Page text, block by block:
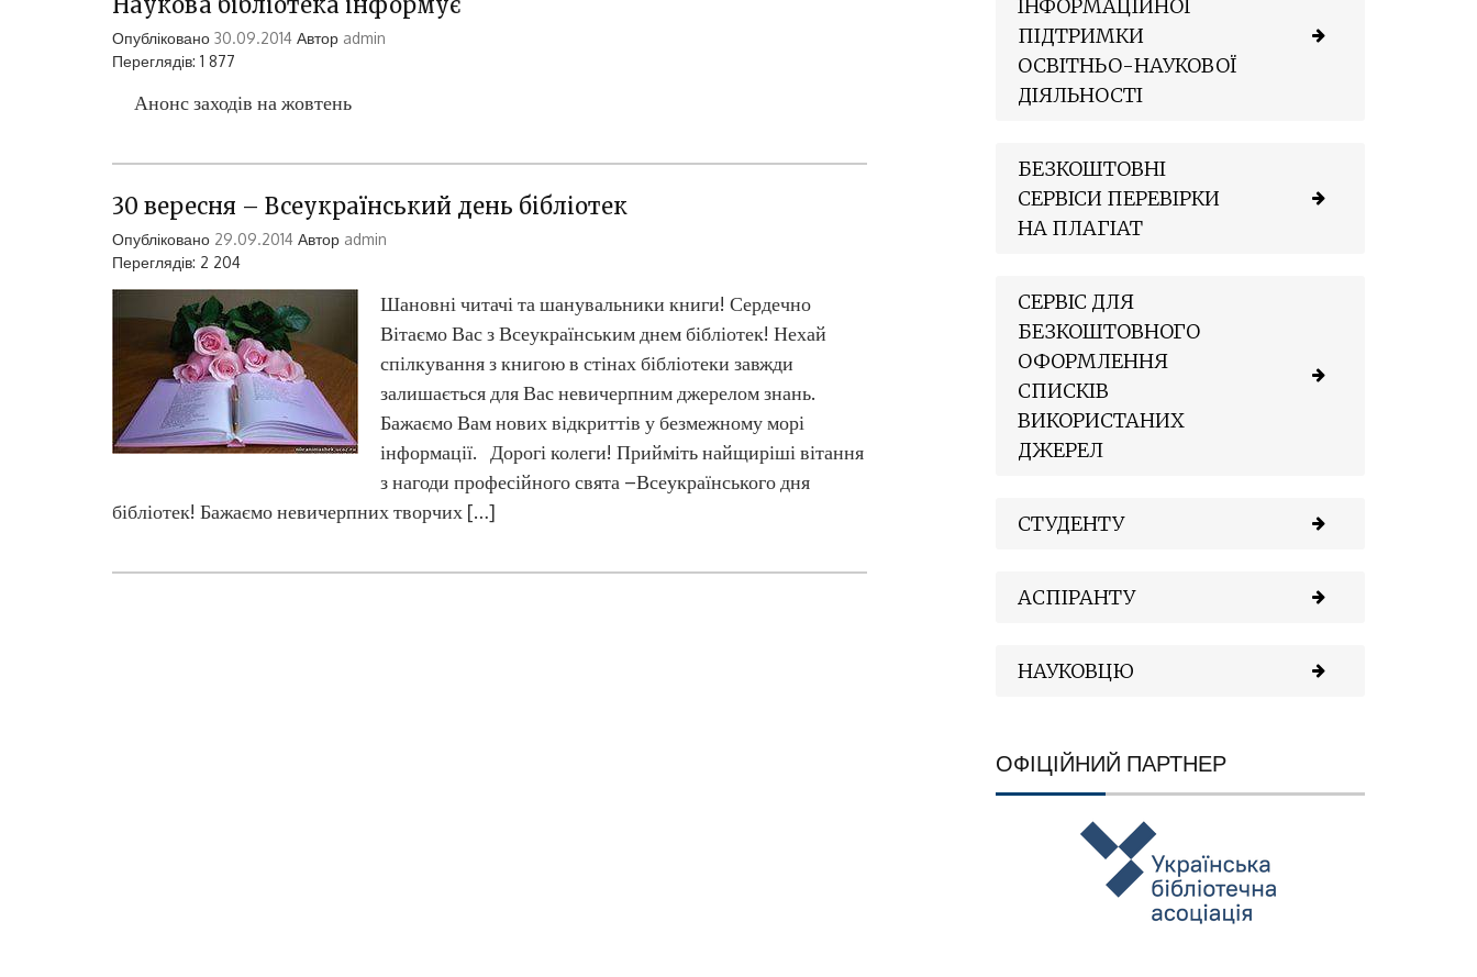
Опубліковано 30.09.2014 Автор admin
Переглядів: 1 877
Анонс заходів на жовтень
30 вересня – Всеукраїнський день бібліотек
Опубліковано 29.09.2014 Автор admin
Переглядів: 2 204
Шановні читачі та шанувальники книги! Сердечно
Вітаємо Вас з Всеукраїнським днем бібліотек! Нехай
спілкування з книгою в стінах бібліотеки завжди
залишається для Вас невичерпним джерелом знань.
Бажаємо Вам нових відкриттів у безмежному морі
інформації. Дорогі колеги! Прийміть найщиріші вітання
з нагоди професійного свята –Всеукраїнського дня
бібліотек! Бажаємо невичерпних творчих […]
ІНФОРМАЦІЙНОЇ
ПІДТРИМКИ
ОСВІТНЬО-НАУКОВОЇ
ДІЯЛЬНОСТІ
БЕЗКОШТОВНІ
СЕРВІСИ ПЕРЕВІРКИ
НА ПЛАГІАТ
СЕРВІС ДЛЯ
БЕЗКОШТОВНОГО
ОФОРМЛЕННЯ
СПИСКІВ
ВИКОРИСТАНИХ
ДЖЕРЕЛ
СТУДЕНТУ
АСПІРАНТУ
НАУКОВЦЮ
ОФІЦІЙНИЙ ПАРТНЕР